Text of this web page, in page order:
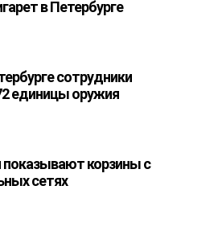
в Петербурге
сотрудники
единицы оружия
корзины с
сетях